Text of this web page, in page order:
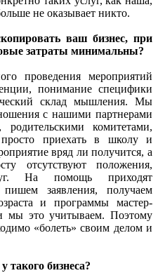
не оказывает никто.
ваш бизнес, при
затраты минимальны?
проведения мероприятий
понимание специфики
склад мышления. Мы
с нашими партнерами
комитетами,
приехать в школу и
вряд ли получится, а
отсутствуют положения,
На помощь приходят
заявления, получаем
и программы мастер-
мы это учитываем. Поэтому
«болеть» своим делом и
такого бизнеса?